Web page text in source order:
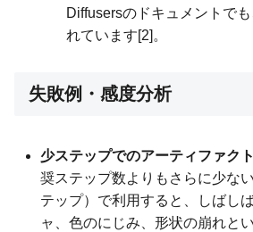
Diffusersのドキュメントで
れています[2]。
失敗例・感度分析
少ステップでのアーティファクト
奨ステップ数よりもさらに少な
テップ）で利用すると、しばし
ャ、色のにじみ、形状の崩れと